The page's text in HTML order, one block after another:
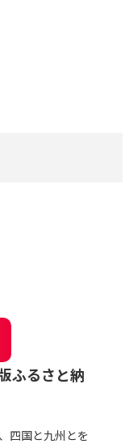
ふるさと納
四国と九州とを